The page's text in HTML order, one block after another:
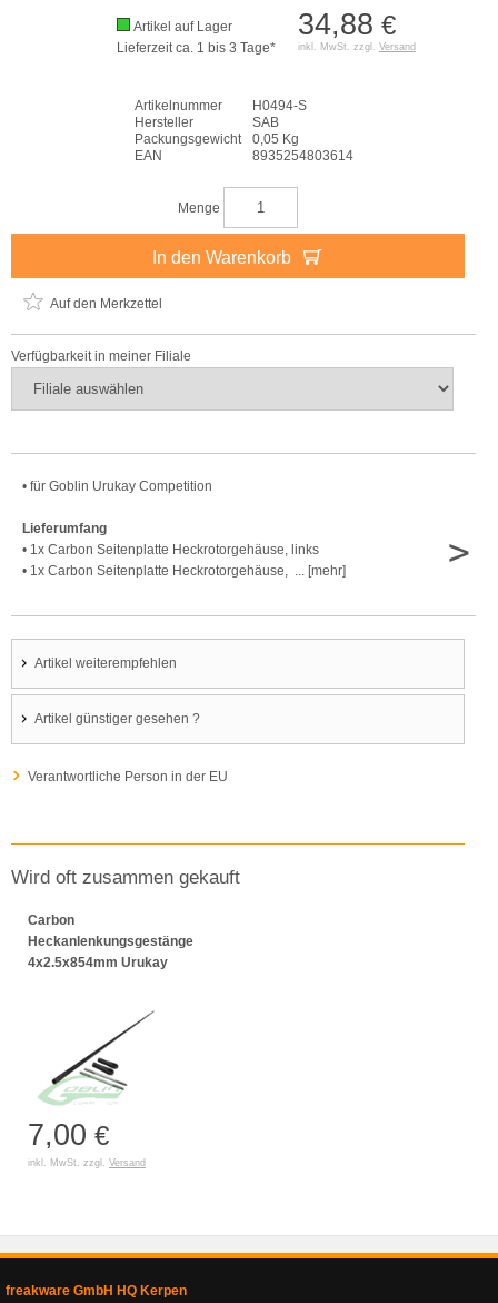
34,88 €
inkl. MwSt. zzgl. Versand
Artikel auf Lager
Lieferzeit ca. 1 bis 3 Tage*
Artikelnummer
H0494-S
Hersteller
SAB
Packungsgewicht
0,05 Kg
EAN
8935254803614
Menge
In den Warenkorb
Auf den Merkzettel
Verfügbarkeit in meiner Filiale
• für Goblin Urukay Competition
Lieferumfang
• 1x Carbon Seitenplatte Heckrotorgehäuse, links
• 1x Carbon Seitenplatte Heckrotorgehäuse, ... [mehr]
>
Artikel weiterempfehlen
Artikel günstiger gesehen ?
Verantwortliche Person in der EU
Wird oft zusammen gekauft
Carbon
Heckanlenkungsgestänge
4x2.5x854mm Urukay
7,00 €
inkl. MwSt. zzgl. Versand
freakware GmbH HQ Kerpen